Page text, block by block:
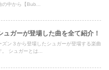
中から【Bub...
ュガーが登場した曲を全て紹介！
ン３から登場したシュガーが登場する楽曲
。 シュガーとは...